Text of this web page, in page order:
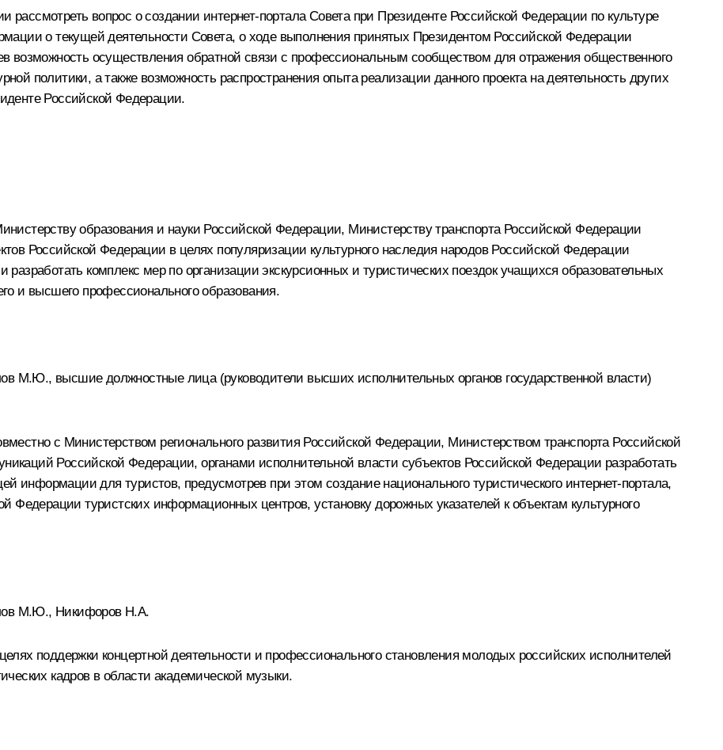
вопрос о создании интернет-портала Совета при Президенте Российской Федерации по культуре
о текущей деятельности Совета, о ходе выполнения принятых Президентом Российской Федерации
возможность осуществления обратной связи с профессиональным сообществом для отражения общественного
политики, а также возможность распространения опыта реализации данного проекта на деятельность других
Российской Федерации.
образования и науки Российской Федерации, Министерству транспорта Российской Федерации
Российской Федерации в целях популяризации культурного наследия народов Российской Федерации
комплекс мер по организации экскурсионных и туристических поездок учащихся образовательных
и высшего профессионального образования.
М.Ю., высшие должностные лица (руководители высших исполнительных органов государственной власти)
с Министерством регионального развития Российской Федерации, Министерством транспорта Российской
Российской Федерации, органами исполнительной власти субъектов Российской Федерации разработать
для туристов, предусмотрев при этом создание национального туристического интернет-портала,
Федерации туристских информационных центров, установку дорожных указателей к объектам культурного
М.Ю., Никифоров Н.А.
поддержки концертной деятельности и профессионального становления молодых российских исполнителей
кадров в области академической музыки.